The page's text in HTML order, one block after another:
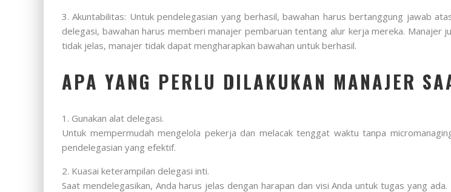
3. Akuntabilitas: Untuk pendelegasian yang berhasil, bawahan harus bertanggung jawab
delegasi, bawahan harus memberi manajer pembaruan tentang alur kerja mereka. Manajer
tidak jelas, manajer tidak dapat mengharapkan bawahan untuk berhasil.
APA YANG PERLU DILAKUKAN MANAJER
1. Gunakan alat delegasi.
Untuk mempermudah mengelola pekerja dan melacak tenggat waktu tanpa
pendelegasian yang efektif.
2. Kuasai keterampilan delegasi inti.
Saat mendelegasikan, Anda harus jelas dengan harapan dan visi Anda untuk tugas yang